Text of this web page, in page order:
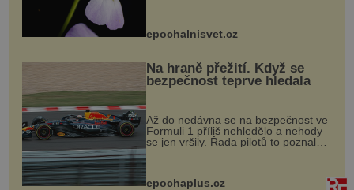
vstupenka...
epochalnisvet.cz
Na hraně přežití. Když se
bezpečnost teprve hledala
Až do nedávna se na bezpečnost ve
Formuli 1 příliš nehledělo a nehody
se jen vršily. Řada pilotů to poznala
na vlastní kůži, často s trvalými
následky nebo bohužel i ztrátou
života. Dnes nepochopiteln...
epochaplus.cz